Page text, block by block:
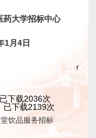
标中心
1月4日
r
下载2036次
已下载2139次
饮品服务招标